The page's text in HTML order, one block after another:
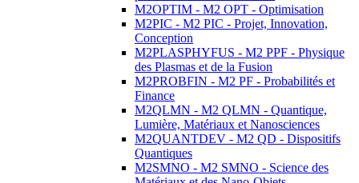
M2OPTIM - M2 OPT - Optimisation
M2PIC - M2 PIC - Projet, Innovation,
Conception
M2PLASPHYFUS - M2 PPF - Physique
des Plasmas et de la Fusion
M2PROBFIN - M2 PF - Probabilités et
Finance
M2QLMN - M2 QLMN - Quantique,
Lumière, Matériaux et Nanosciences
M2QUANTDEV - M2 QD - Dispositifs
Quantiques
M2SMNO - M2 SMNO - Science des